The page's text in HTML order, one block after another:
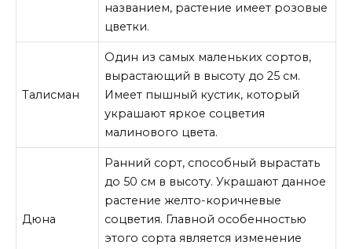
названием, растение имеет розовые
цветки.
Талисман
Один из самых маленьких сортов,
вырастающий в высоту до 25 см.
Имеет пышный кустик, который
украшают яркое соцветия
малинового цвета.
Дюна
Ранний сорт, способный вырастать
до 50 см в высоту. Украшают данное
растение желто-коричневые
соцветия. Главной особенностью
этого сорта является изменение